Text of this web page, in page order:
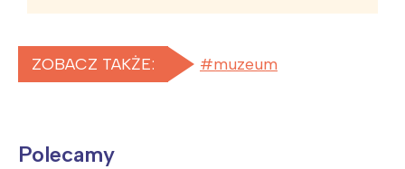
ZOBACZ TAKŻE: muzeum
Polecamy